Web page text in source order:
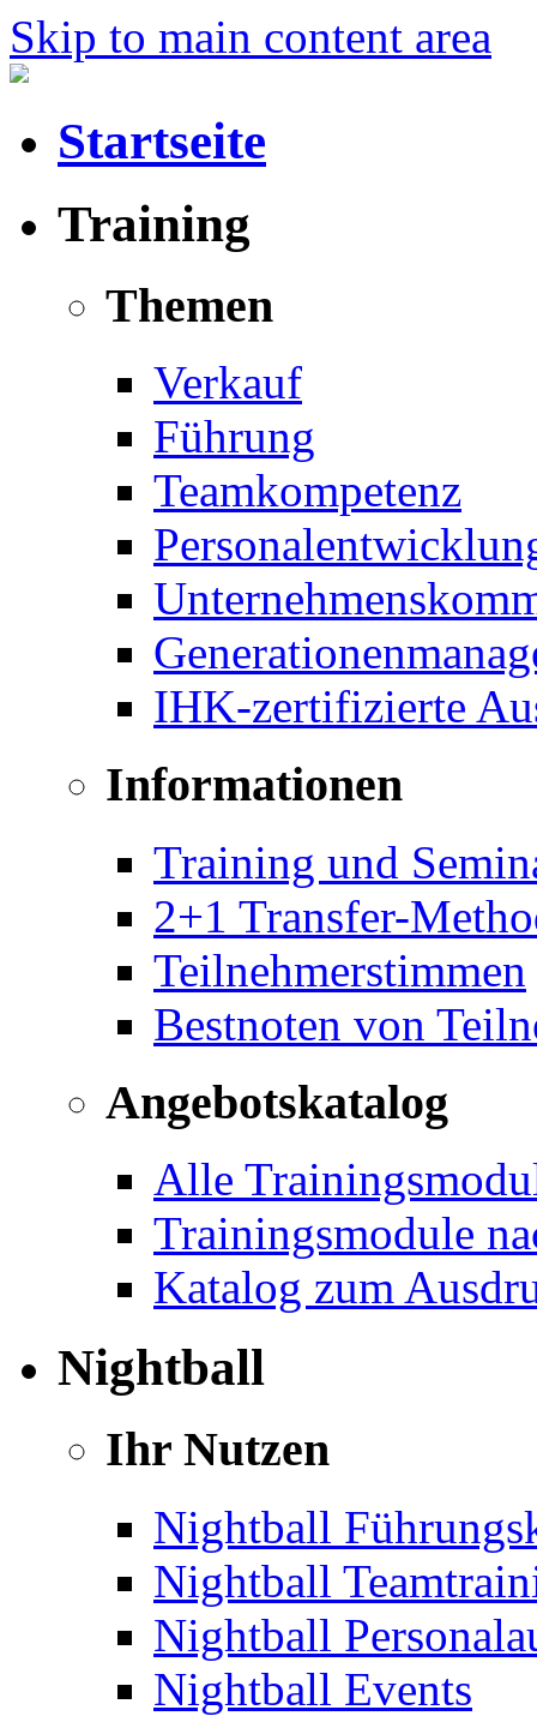
Skip to main content area
Startseite
Training
Themen
Verkauf
Führung
Teamkompetenz
IHK-zertifizierte
Informationen
Training und
2+1 Transfer-
Teilnehmerstimmen
Bestnoten von
Angebotskatalog
Alle
Trainingsmodule
Katalog zum
Nightball
Ihr Nutzen
Nightball
Nightball
Nightball
Nightball Events